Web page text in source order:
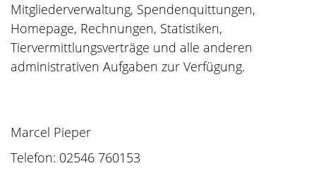
Mitgliederverwaltung, Spendenquittungen,
Homepage, Rechnungen, Statistiken,
Tiervermittlungsverträge und alle anderen
administrativen Aufgaben zur Verfügung.
Marcel Pieper
Telefon: 02546 760153